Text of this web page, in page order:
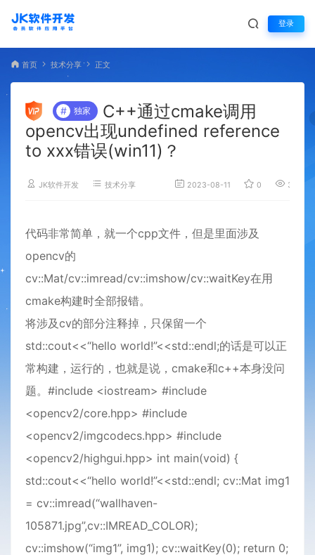
登录
首页 技术分享 正文
# 独家
C++通过cmake调用
opencv出现undefined reference
to xxx错误(win11)？
JK软件开发 技术分享 2023-08-11 0 3,320
代码非常简单，就一个cpp文件，但是里面涉及
opencv的
cv::Mat/cv::imread/cv::imshow/cv::waitKey在用
cmake构建时全部报错。
将涉及cv的部分注释掉，只保留一个
std::cout<<“hello world!”<<std::endl;的话是可以正
常构建，运行的，也就是说，cmake和c++本身没问
题。#include <iostream> #include
<opencv2/core.hpp> #include
<opencv2/imgcodecs.hpp> #include
<opencv2/highgui.hpp> int main(void) {
std::cout<<“hello world!”<<std::endl; cv::Mat img1
= cv::imread(“wallhaven-
105871.jpg”,cv::IMREAD_COLOR);
cv::imshow(“img1”, img1); cv::waitKey(0); return 0;